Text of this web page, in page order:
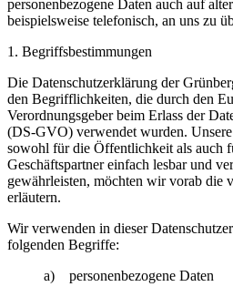
personenbezogene Daten auch auf
beispielsweise telefonisch, an uns zu
1. Begriffsbestimmungen
Die Datenschutzerklärung der
den Begrifflichkeiten, die durch den
Verordnungsgeber beim Erlass der
(DS-GVO) verwendet wurden.
sowohl für die Öffentlichkeit als auch
Geschäftspartner einfach lesbar und
gewährleisten, möchten wir vorab die
erläutern.
Wir verwenden in dieser
folgenden Begriffe:
a) personenbezogene Daten